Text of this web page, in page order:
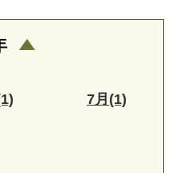
7月(1)